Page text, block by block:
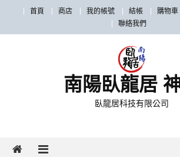
首頁 商店 我的帳號 結帳 購物車
聯絡我們
南陽臥龍居
臥龍居科技有限公司